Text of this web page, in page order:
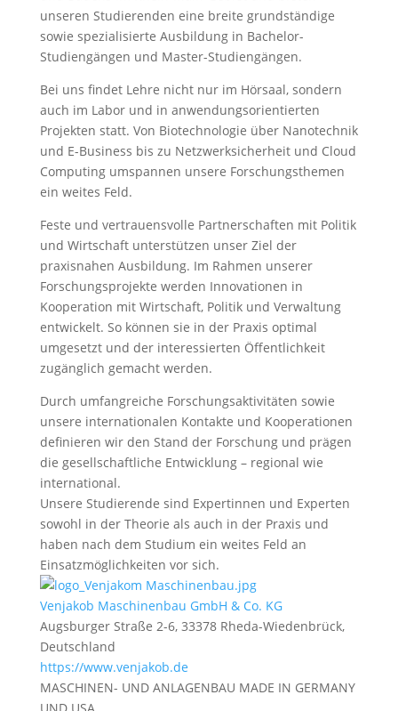
unseren Studierenden eine breite grundständige
sowie spezialisierte Ausbildung in Bachelor-
Studiengängen und Master-Studiengängen.
Bei uns findet Lehre nicht nur im Hörsaal, sondern
auch im Labor und in anwendungsorientierten
Projekten statt. Von Biotechnologie über Nanotechnik
und E-Business bis zu Netzwerksicherheit und Cloud
Computing umspannen unsere Forschungsthemen
ein weites Feld.
Feste und vertrauensvolle Partnerschaften mit Politik
und Wirtschaft unterstützen unser Ziel der
praxisnahen Ausbildung. Im Rahmen unserer
Forschungsprojekte werden Innovationen in
Kooperation mit Wirtschaft, Politik und Verwaltung
entwickelt. So können sie in der Praxis optimal
umgesetzt und der interessierten Öffentlichkeit
zugänglich gemacht werden.
Durch umfangreiche Forschungsaktivitäten sowie
unsere internationalen Kontakte und Kooperationen
definieren wir den Stand der Forschung und prägen
die gesellschaftliche Entwicklung – regional wie
international.
Unsere Studierende sind Expertinnen und Experten
sowohl in der Theorie als auch in der Praxis und
haben nach dem Studium ein weites Feld an
Einsatzmöglichkeiten vor sich.
Venjakob Maschinenbau GmbH & Co. KG
Augsburger Straße 2-6, 33378 Rheda-Wiedenbrück,
Deutschland
https://www.venjakob.de
MASCHINEN- UND ANLAGENBAU MADE IN GERMANY